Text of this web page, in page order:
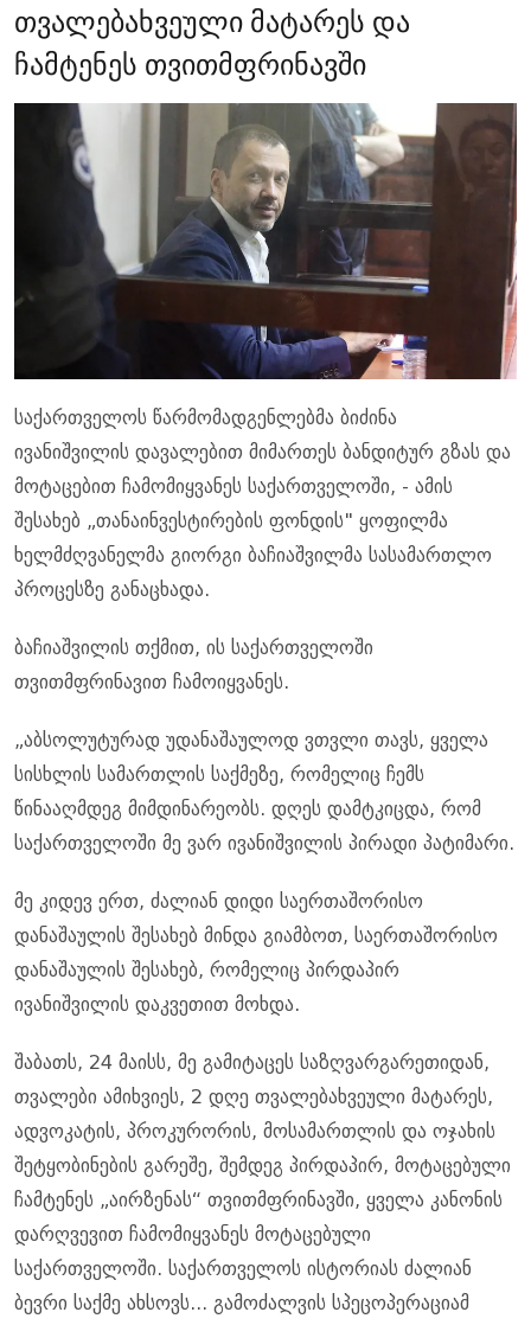
თვალებახვეული მატარეს და
ჩამტენეს თვითმფრინავში
საქართველოს წარმომადგენლებმა ბიძინა
ივანიშვილის დავალებით მიმართეს ბანდიტურ გზას და
მოტაცებით ჩამომიყვანეს საქართველოში, - ამის
შესახებ „თანაინვესტირების ფონდის" ყოფილმა
ხელმძღვანელმა გიორგი ბაჩიაშვილმა სასამართლო
პროცესზე განაცხადა.
ბაჩიაშვილის თქმით, ის საქართველოში
თვითმფრინავით ჩამოიყვანეს.
„აბსოლუტურად უდანაშაულოდ ვთვლი თავს, ყველა
სისხლის სამართლის საქმეზე, რომელიც ჩემს
წინააღმდეგ მიმდინარეობს. დღეს დამტკიცდა, რომ
საქართველოში მე ვარ ივანიშვილის პირადი პატიმარი.
მე კიდევ ერთ, ძალიან დიდი საერთაშორისო
დანაშაულის შესახებ მინდა გიამბოთ, საერთაშორისო
დანაშაულის შესახებ, რომელიც პირდაპირ
ივანიშვილის დაკვეთით მოხდა.
შაბათს, 24 მაისს, მე გამიტაცეს საზღვარგარეთიდან,
თვალები ამიხვიეს, 2 დღე თვალებახვეული მატარეს,
ადვოკატის, პროკურორის, მოსამართლის და ოჯახის
შეტყობინების გარეშე, შემდეგ პირდაპირ, მოტაცებული
ჩამტენეს „აირზენას“ თვითმფრინავში, ყველა კანონის
დარღვევით ჩამომიყვანეს მოტაცებული
საქართველოში. საქართველოს ისტორიას ძალიან
ბევრი საქმე ახსოვს... გამოძალვის სპეცოპერაციამ